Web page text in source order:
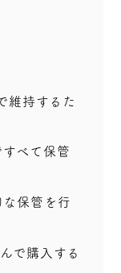
維持するた
べて保管
保管を行
で購入する